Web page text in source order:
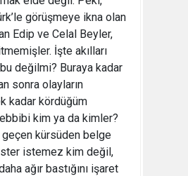
görüşmeye ikna olan
Edip ve Celal Beyler,
İşte akılları
değilmi? Buraya kadar
sonra olayların
kadar kördüğüm
kim ya da kimler?
geçen kürsüden belge
istemez kim değil,
ağır bastığını işaret